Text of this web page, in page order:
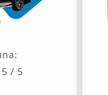
5 / 5